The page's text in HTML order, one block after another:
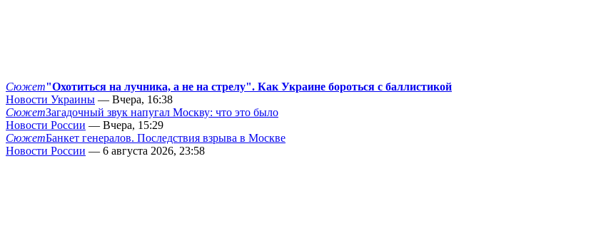
Сюжет"Охотиться на лучника, а не на стрелу". Как Украине бороться с баллистикой
Новости Украины — Вчера, 16:38
СюжетЗагадочный звук напугал Москву: что это было
Новости России — Вчера, 15:29
СюжетБанкет генералов. Последствия взрыва в Москве
Новости России — 6 августа 2026, 23:58